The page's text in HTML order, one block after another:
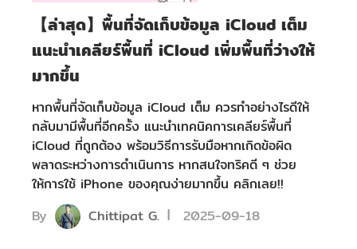
【ล่าสุด】พื้นที่จัดเก็บข้อมูล iCloud เต็ม
แนะนำเคลียร์พื้นที่ iCloud เพิ่มพื้นที่ว่างให้
มากขึ้น
หากพื้นที่จัดเก็บข้อมูล iCloud เต็ม ควรทำอย่างไรดีให้
กลับมามีพื้นที่อีกครั้ง แนะนำเทคนิคการเคลียร์พื้นที่
iCloud ที่ถูกต้อง พร้อมวิธีการรับมือหากเกิดข้อผิด
พลาดระหว่างการดำเนินการ หากสนใจทริคดี ๆ ช่วย
ให้การใช้ iPhone ของคุณง่ายมากขึ้น คลิกเลย!!
By
Chittipat G. 2025-09-18